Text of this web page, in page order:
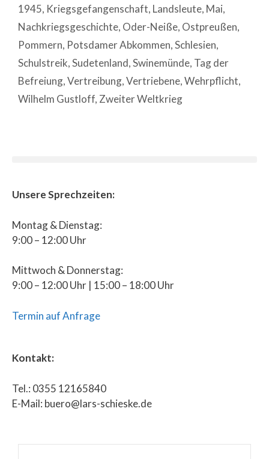
1945, Kriegsgefangenschaft, Landsleute, Mai,
Nachkriegsgeschichte, Oder-Neiße, Ostpreußen,
Pommern, Potsdamer Abkommen,Schlesien,
Schulstreik,Sudetenland,Swinemünde, Tag der
Befreiung,Vertreibung,Vertriebene,Wehrpflicht,
Wilhelm Gustloff, Zweiter Weltkrieg
Unsere Sprechzeiten:
Montag & Dienstag:
9:00 – 12:00 Uhr
Mittwoch & Donnerstag:
9:00 – 12:00 Uhr | 15:00 – 18:00 Uhr
Termin auf Anfrage
Kontakt:
Tel.: 0355 12165840
E-Mail: buero@lars-schieske.de